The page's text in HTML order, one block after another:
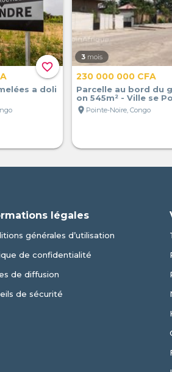
favorite_border
a doli
3 mois
230 000 000 CFA
Parcelle au bord du
on 545m² - Ville se
location_on Pointe-Noire, Congo
légales
générales d’utilisation
de confidentialité
de diffusion
de sécurité